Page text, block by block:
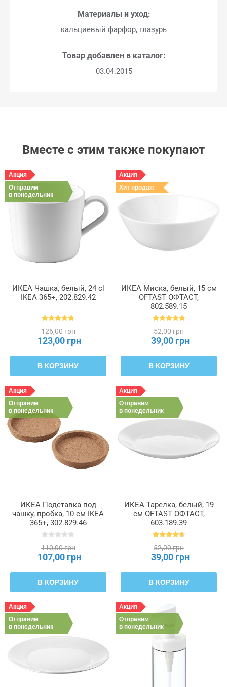
Материалы и уход:
кальциевый фарфор, глазурь
Товар добавлен в каталог:
03.04.2015
Вместе с этим также покупают
Акция
Отправим
в понедельник
ИКЕА Чашка, белый, 24 cl
IKEA 365+, 202.829.42
126,00 грн
123,00 грн
В КОРЗИНУ
Акция
Хит продаж
ИКЕА Миска, белый, 15 см
OFTAST ОФТАСТ,
802.589.15
52,00 грн
39,00 грн
В КОРЗИНУ
Акция
Отправим
в понедельник
ИКЕА Подставка под
чашку, пробка, 10 см IKEA
365+, 302.829.46
110,00 грн
107,00 грн
В КОРЗИНУ
Акция
Отправим
в понедельник
ИКЕА Тарелка, белый, 19
см OFTAST ОФТАСТ,
603.189.39
52,00 грн
39,00 грн
В КОРЗИНУ
Акция
Отправим
в понедельник
Акция
Отправим
в понедельник